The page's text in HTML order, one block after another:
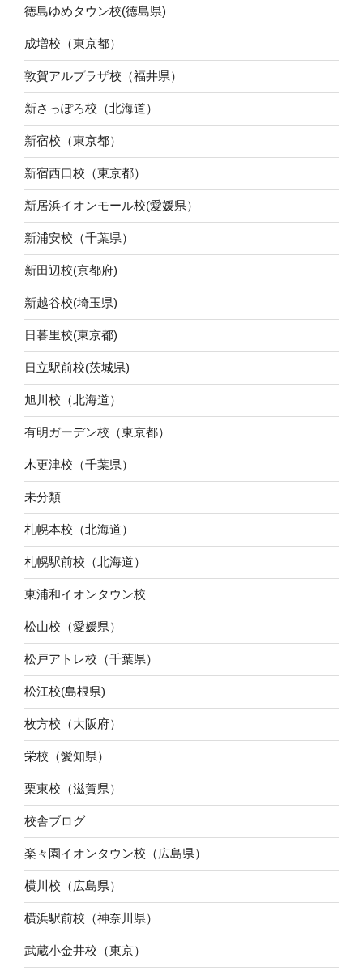
徳島ゆめタウン校(徳島県)
成増校（東京都）
敦賀アルプラザ校（福井県）
新さっぽろ校（北海道）
新宿校（東京都）
新宿西口校（東京都）
新居浜イオンモール校(愛媛県）
新浦安校（千葉県）
新田辺校(京都府)
新越谷校(埼玉県)
日暮里校(東京都)
日立駅前校(茨城県)
旭川校（北海道）
有明ガーデン校（東京都）
木更津校（千葉県）
未分類
札幌本校（北海道）
札幌駅前校（北海道）
東浦和イオンタウン校
松山校（愛媛県）
松戸アトレ校（千葉県）
松江校(島根県)
枚方校（大阪府）
栄校（愛知県）
栗東校（滋賀県）
校舎ブログ
楽々園イオンタウン校（広島県）
横川校（広島県）
横浜駅前校（神奈川県）
武蔵小金井校（東京）